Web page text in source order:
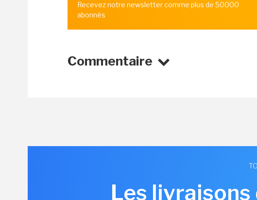
Recevez notre newsletter comme plus de 50000
abonnés
Commentaire
Les livraisons